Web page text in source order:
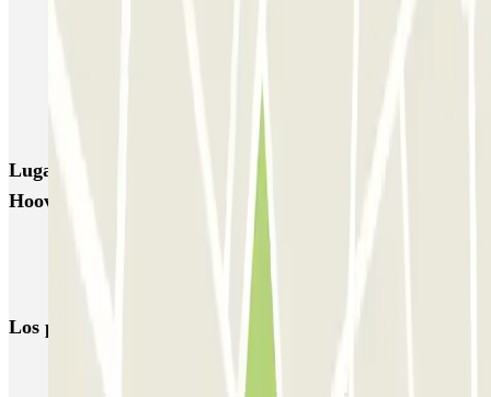
AEROPARK PREMIUM - Gares de Lille - Service voiturier
Lugares y eventos interesantes cerca de Président
Hoover - Zénith Arena Zenpark
Aparcar cerca de la estación de Euralille
Aparcar cerca de la Grand'Place de Lille
Los parkings más reservados
Parking en Barcelona